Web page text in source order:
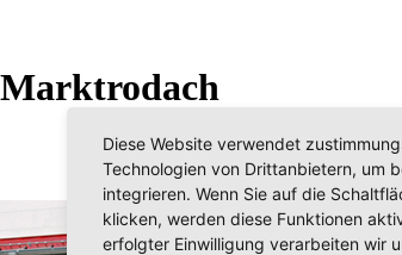
Diese Website verwendet
Technologien von Drittanbietern, um
integrieren. Wenn Sie auf die
klicken, werden diese Funktionen
erfolgter Einwilligung verarbeiten wir